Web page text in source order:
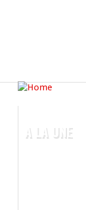
A LA UNE